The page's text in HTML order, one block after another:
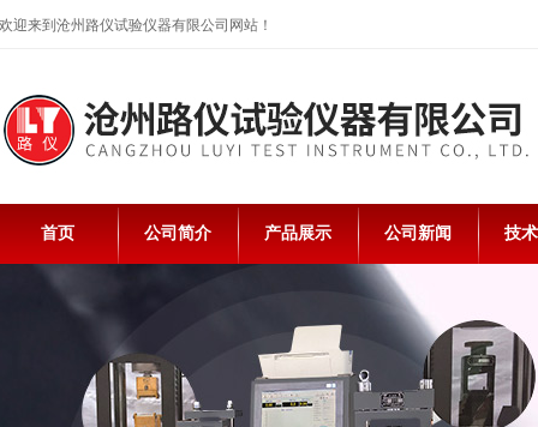
欢迎来到沧州路仪试验仪器有限公司网站！
首页 公司简介 产品展示 公司新闻 技